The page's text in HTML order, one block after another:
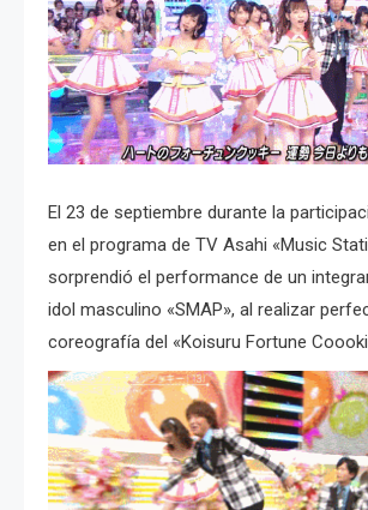
El 23 de septiembre durante la
en el programa de TV Asahi «Music
sorprendió el performance de un
idol masculino «SMAP», al realizar
coreografía del «Koisuru Fortune